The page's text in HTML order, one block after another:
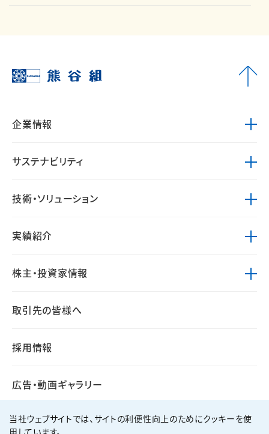
企業情報
サステナビリティ
技術・ソリューション
実績紹介
株主・投資家情報
取引先の皆様へ
採用情報
広告・動画ギャラリー
当社ウェブサイトでは、サイトの利便性向上のためにクッキーを使
用しています。